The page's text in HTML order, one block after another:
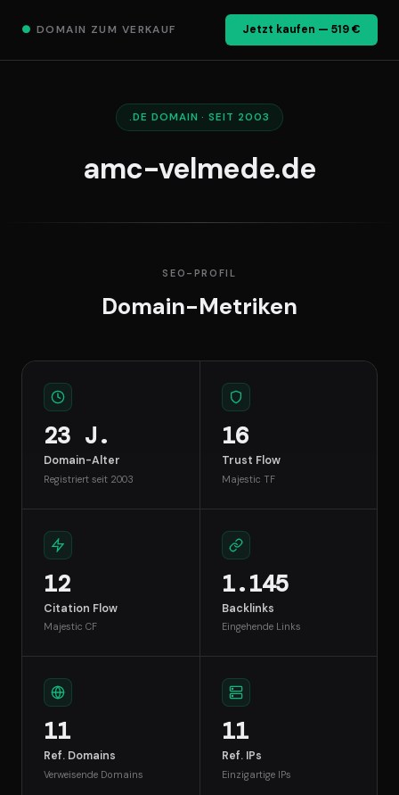
● DOMAIN ZUM VERKAUF Jetzt kaufen — 519 €
.DE DOMAIN · SEIT 2003
amc-velmede.de
SEO-PROFIL
Domain-Metriken
23 J.
Domain-Alter
Registriert seit 2003
16
Trust Flow
Majestic TF
12
Citation Flow
Majestic CF
1.145
Backlinks
Eingehende Links
11
Ref. Domains
Verweisende Domains
11
Ref. IPs
Einzigartige IPs